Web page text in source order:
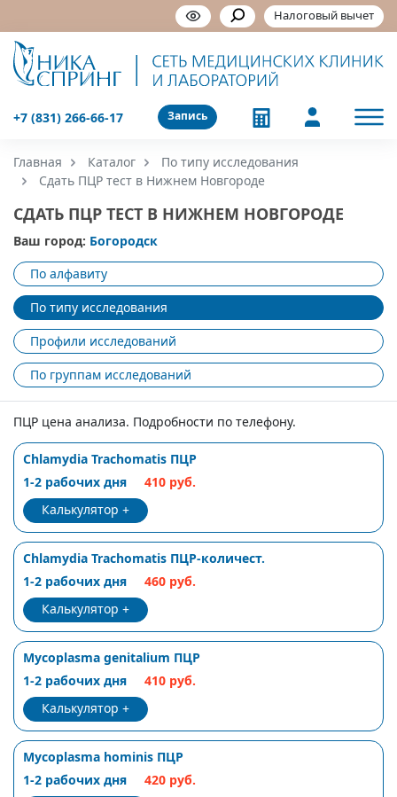
Налоговый вычет
Запись
+7 (831) 266-66-17
Главная Каталог
По типу исследования
Сдать ПЦР тест в Нижнем Новгороде
СДАТЬ ПЦР ТЕСТ В НИЖНЕМ НОВГОРОДЕ
Ваш город: Богородск
По алфавиту
По типу исследования
Профили исследований
По группам исследований
ПЦР цена анализа. Подробности по телефону.
Chlamydia Trachomatis ПЦР
1-2 рабочих дня
410 руб.
Калькулятор
Chlamydia Trachomatis ПЦР-количест.
1-2 рабочих дня
460 руб.
Калькулятор
Mycoplasma genitalium ПЦР
1-2 рабочих дня
410 руб.
Калькулятор
Mycoplasma hominis ПЦР
1-2 рабочих дня
420 руб.